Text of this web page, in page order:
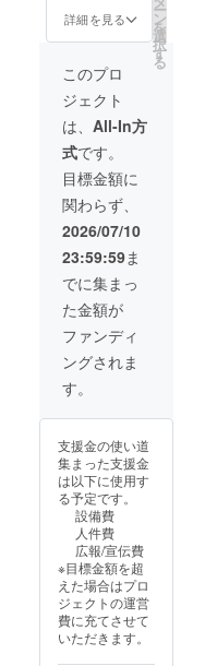
・実施概要：9月
分～19時 第二
部 20時20分～
21時 のいずれか
・記念撮影：19
時から30分間 ※
有効期限：当日
限り有効 ・ス
テージ上でのバ
ブル体験 １９
時から３０分間
撮影し、後日
メールにてお送
りします ・感謝
状は後日郵送さ
せていただきま
す ・ゴールドス
ポンサーとして
紹介 掲載期間：
事業終了後、公
式Instagramに
て掲載 掲載方
法：お名前のみ
の掲載となりま
す 注意事項：支
援時、必ず備考
欄に掲載を希望
されるお名前を
ご記入ください
詳細を見る ー
ン
を
選
択
す
る
このプロ
ジェクト
は、 All-In方
式です。
目標金額に
関わらず、
2026/07/10
23:59:59ま
でに集まっ
た金額が
ファンディ
ングされま
す。
支援金の使い道
集まった支援金
は以下に使用す
る予定です。
設備費
人件費
広報/宣伝費
※目標金額を超
えた場合はプロ
ジェクトの運営
費に充てさせて
いただきます。